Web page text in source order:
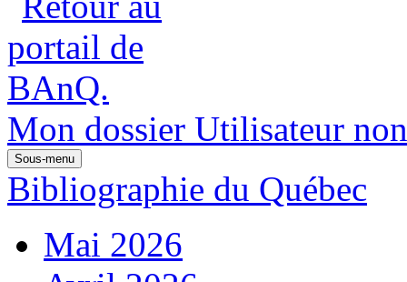
Mon dossier Utilisateur
Sous-menu
Bibliographie du Québec
Mai 2026